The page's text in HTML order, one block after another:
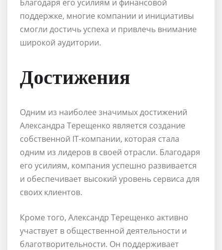
Благодаря его усилиям и финансовой
поддержке, многие компании и инициативы
смогли достичь успеха и привлечь внимание
широкой аудитории.
Достижения
Одним из наиболее значимых достижений
Александра Терещенко является создание
собственной IT-компании, которая стала
одним из лидеров в своей отрасли. Благодаря
его усилиям, компания успешно развивается
и обеспечивает высокий уровень сервиса для
своих клиентов.
Кроме того, Александр Терещенко активно
участвует в общественной деятельности и
благотворительности. Он поддерживает